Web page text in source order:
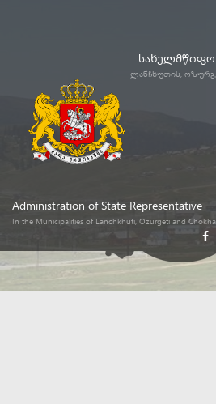
ლანჩხუთის,
Administration of State Representative
In the Municipalities of Lanchkhuti, Ozurgeti and